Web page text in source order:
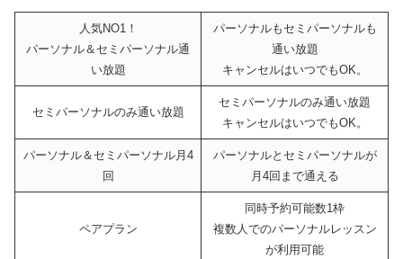
人気NO1！
パーソナル＆セミパーソナル通
い放題
パーソナルもセミパーソナルも
通い放題
キャンセルはいつでもOK。
セミパーソナルのみ通い放題
セミパーソナルのみ通い放題
キャンセルはいつでもOK。
パーソナル＆セミパーソナル月4
回
パーソナルとセミパーソナルが
月4回まで通える
ペアプラン
同時予約可能数1枠
複数人でのパーソナルレッスン
が利用可能